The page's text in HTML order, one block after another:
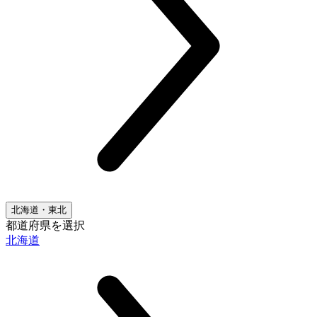
北海道・東北
都道府県を選択
北海道